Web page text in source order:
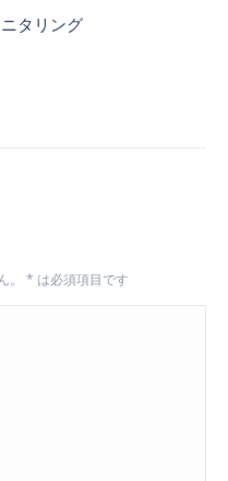
タリング
。 * は必須項目です